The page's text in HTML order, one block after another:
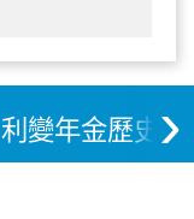
利變年金歷史›